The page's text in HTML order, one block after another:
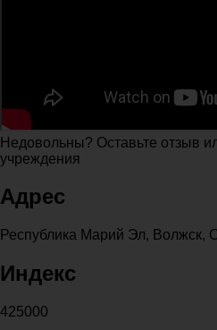
Недовольны? Оставьте отзыв
учреждения
Адрес
Республика Марий Эл, Волжск,
Индекс
425000